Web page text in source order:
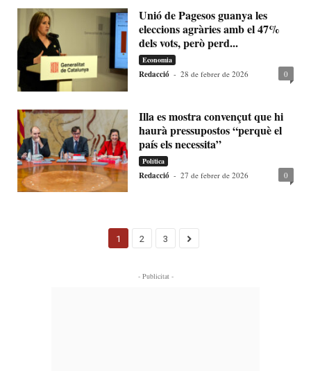
Unió de Pagesos guanya les
eleccions agràries amb el 47%
dels vots, però perd...
Economia
Redacció - 28 de febrer de 2026 0
Illa es mostra convençut que hi
haurà pressupostos “perquè el
país els necessita”
Política
Redacció - 27 de febrer de 2026 0
1 2 3
- Publicitat -